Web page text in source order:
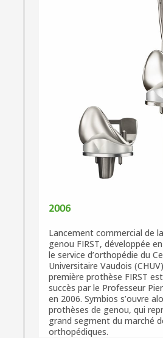
2006
Lancement commercial de
genou FIRST, développée
le service d’orthopédie du
Universitaire Vaudois
première prothèse FIRST
succès par le Professeur
en 2006. Symbios s’ouvre
prothèses de genou, qui
grand segment du marché
orthopédiques.